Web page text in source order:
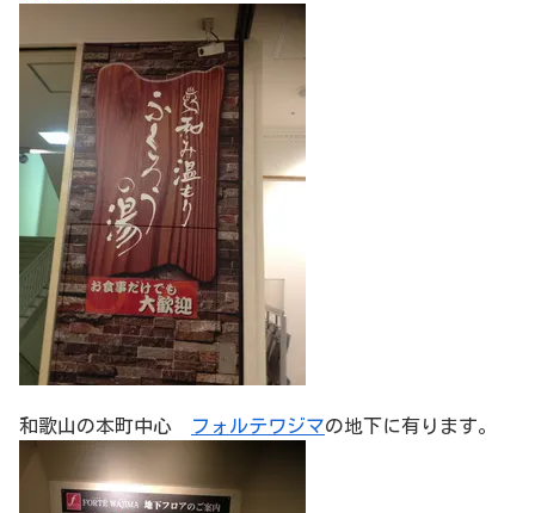
和歌山の本町中心 フォルテワジマの地下に有ります。